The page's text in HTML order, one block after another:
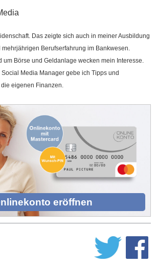
Das zeigte sich auch in meiner Ausbildung
Berufserfahrung im Bankwesen.
um Börse und Geldanlage wecken mein Interesse.
Media Manager gebe ich Tipps und
eigenen Finanzen.
eröffnen